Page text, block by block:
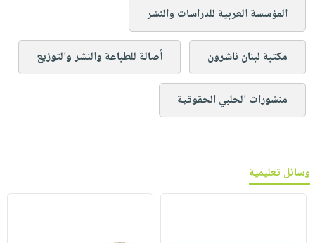
المؤسسة العربية للدراسات والنشر
مكتبة لبنان ناشرون أصالة للطباعة والنشر والتوزيع
منشورات الحلبي الحقوقية
وسائل تعليمية